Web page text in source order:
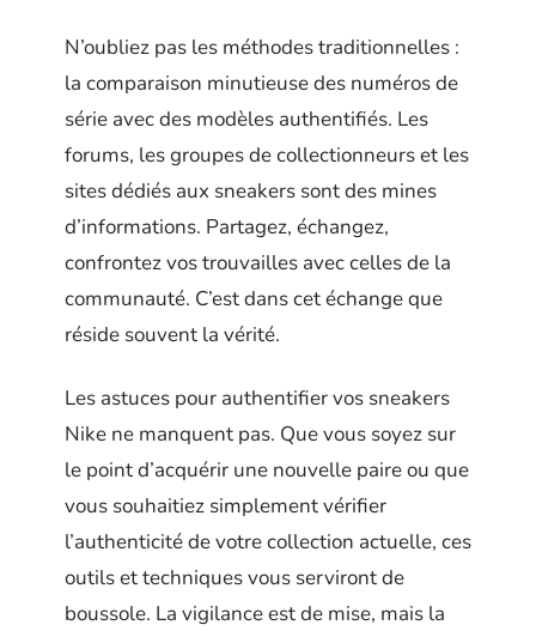
N’oubliez pas les méthodes traditionnelles :
la comparaison minutieuse des numéros de
série avec des modèles authentifiés. Les
forums, les groupes de collectionneurs et les
sites dédiés aux sneakers sont des mines
d’informations. Partagez, échangez,
confrontez vos trouvailles avec celles de la
communauté. C’est dans cet échange que
réside souvent la vérité.
Les astuces pour authentifier vos sneakers
Nike ne manquent pas. Que vous soyez sur
le point d’acquérir une nouvelle paire ou que
vous souhaitiez simplement vérifier
l’authenticité de votre collection actuelle, ces
outils et techniques vous serviront de
boussole. La vigilance est de mise, mais la